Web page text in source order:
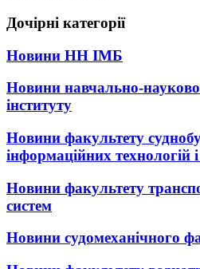
Дочірні категорії
Новини НН ІМБ
Новини навчально-
інституту
Новини факультету
інформаційних технологій
Новини факультету
систем
Новини судомеханічного